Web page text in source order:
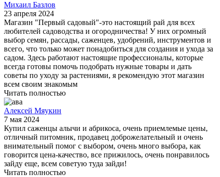
Михаил Базлов
23 апреля 2024
Магазин "Первый садовый"-это настоящий рай для всех
любителей садоводства и огородничества! У них огромный
выбор семян, рассады, саженцев, удобрений, инструментов и
всего, что только может понадобиться для создания и ухода за
садом. Здесь работают настоящие профессионалы, которые
всегда готовы помочь подобрать нужные товары и дать
советы по уходу за растениями, я рекомендую этот магазин
всем своим знакомым
Читать полностью
Алексей Мяукин
7 мая 2024
Купил саженцы алычи и абрикоса, очень приемлемые цены,
отличный питомник, продавец доброжелательный и очень
внимательный помог с выбором, очень много выбора, как
говорится цена-качество, все прижилось, очень понравилось
зайду еще, всем советую туда зайди!
Читать полностью